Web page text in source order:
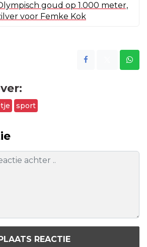
goud op 1.000 meter,
voor Femke Kok
sport
REACTIE